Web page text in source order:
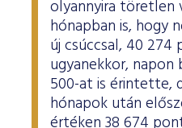
olyannyira töretlen
hónapban is, hogy
új csúccsal, 40
ugyanekkor,
500-at is érintette,
hónapok után
értéken 38 674